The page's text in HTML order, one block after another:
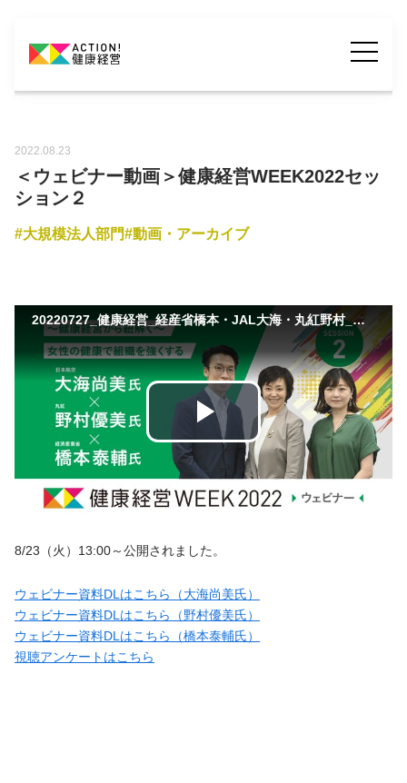
2022.08.23
＜ウェビナー動画＞健康経営WEEK2022セッ
ション２
大規模法人部門 動画・アーカイブ
8/23（火）13:00～公開されました。
ウェビナー資料DLはこちら（大海尚美氏）
ウェビナー資料DLはこちら（野村優美氏）
ウェビナー資料DLはこちら（橋本泰輔氏）
視聴アンケートはこちら